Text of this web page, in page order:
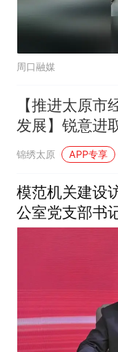
周口融媒
【推进太原市
发展】锐意进
推进太原市经
展大会在我市
烈反响（七）
锦绣太原 APP专享
模范机关建设
公室党支部书